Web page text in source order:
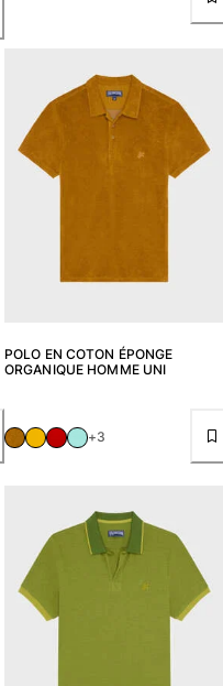
POLO EN COTON ÉPONGE
ORGANIQUE HOMME UNI
+3